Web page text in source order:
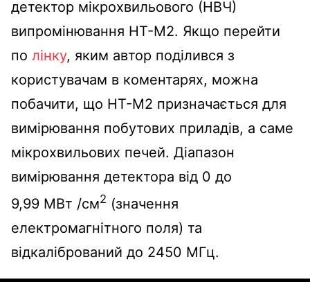
детектор мікрохвильового (НВЧ)
випромінювання HT-M2. Якщо перейти
по лінку, яким автор поділився з
користувачам в коментарях, можна
побачити, що HT-M2 призначається для
вимірювання побутових приладів, а саме
мікрохвильових печей. Діапазон
вимірювання детектора від 0 до
9,99 МВт /см2 (значення
електромагнітного поля) та
відкалібрований до 2450 МГц.